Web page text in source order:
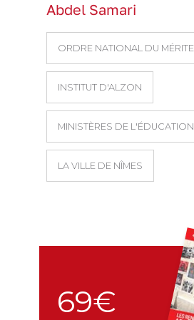
Abdel Samari
ORDRE NATIONAL DU MÉRITE
INSTITUT D'ALZON
MINISTÈRES DE L'ÉDUCATION
LA VILLE DE NÎMES
69€